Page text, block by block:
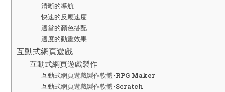
清晰的導航
快速的反應速度
適當的顏色搭配
適度的動畫效果
互動式網頁遊戲
互動式網頁遊戲製作
互動式網頁遊戲製作軟體-RPG Maker
互動式網頁遊戲製作軟體-Scratch